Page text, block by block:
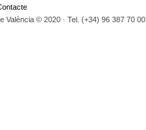
València © 2020 · Tel. (+34) 96 387 70 00